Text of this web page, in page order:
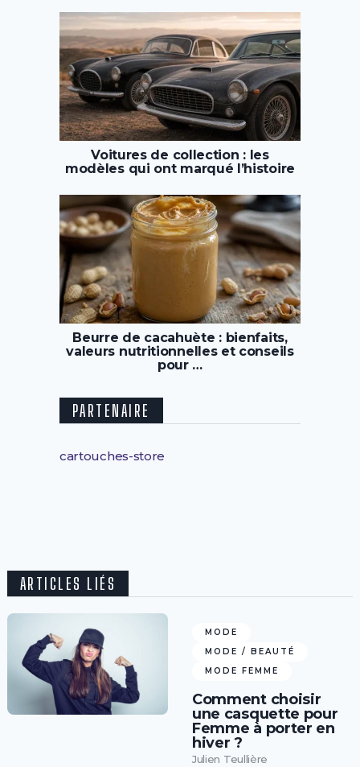
Voitures de collection : les
modèles qui ont marqué l’histoire
Beurre de cacahuète : bienfaits,
valeurs nutritionnelles et conseils
pour …
PARTENAIRE
cartouches-store
ARTICLES LIÉS
MODE
MODE / BEAUTÉ
MODE FEMME
Comment choisir
une casquette pour
Femme à porter en
hiver ?
Julien Teullière